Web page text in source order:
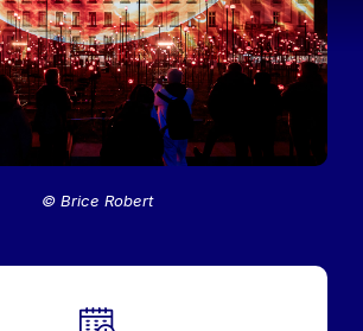
© Brice Robert